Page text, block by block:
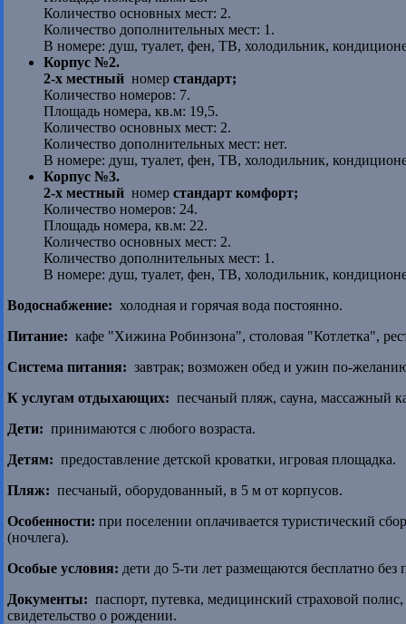
Количество основных мест: 2.
Количество дополнительных мест: 1.
В номере: душ, туалет, фен, ТВ, холодильник,
Корпус №2.
2-х местный номер стандарт;
Количество номеров: 7.
Площадь номера, кв.м: 19,5.
Количество основных мест: 2.
Количество дополнительных мест: нет.
В номере: душ, туалет, фен, ТВ, холодильник,
Корпус №3.
2-х местный номер стандарт комфорт;
Количество номеров: 24.
Площадь номера, кв.м: 22.
Количество основных мест: 2.
Количество дополнительных мест: 1.
В номере: душ, туалет, фен, ТВ, холодильник,
Водоснабжение: холодная и горячая вода постоянно.
Питание: кафе "Хижина Робинзона", столовая "Котлетка",
Система питания: завтрак; возможен обед и ужин по-
К услугам отдыхающих: песчаный пляж, сауна, массажный
Дети: принимаются с любого возраста.
Детям: предоставление детской кроватки, игровая площадка.
Пляж: песчаный, оборудованный, в 5 м от корпусов.
Особенности: при поселении оплачивается туристический
(ночлега).
Особые условия: дети до 5-ти лет размещаются бесплатно без
Документы: паспорт, путевка, медицинский страховой
свидетельство о рождении.